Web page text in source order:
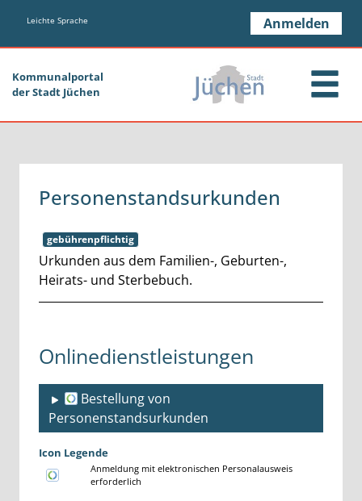
Zum Hauptinhalt springen
Leichte Sprache Anmelden
Kommunalportal
der Stadt Jüchen
Personenstandsurkunden
gebührenpflichtig
Kurzbeschreibung
Urkunden aus dem Familien-, Geburten-,
Heirats- und Sterbebuch.
Onlinedienstleistungen
Bestellung von
Personenstandsurkunden
Icon Legende
Anmeldung mit elektronischen Personalausweis
erforderlich